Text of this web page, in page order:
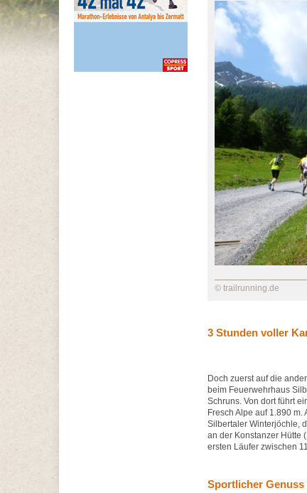
© trailrunning.de
3 Stunden voller
Doch zuerst auf die
beim Feuerwehrhaus
Schruns. Von dort führt
Fresch Alpe auf 1.890
Silbertaler Winterjöchle,
an der Konstanzer Hütte
ersten Läufer zwischen
Sportlicher